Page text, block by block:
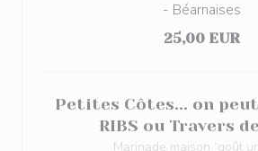
- Béarnaises
25,00 EUR
Petites Côtes... on
RIBS ou Travers
Marinade maison “goût